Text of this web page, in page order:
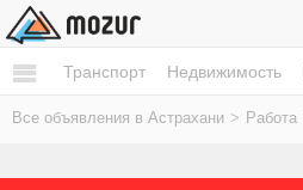
Транспорт Недвижимость
Все объявления в Астрахани > Работа